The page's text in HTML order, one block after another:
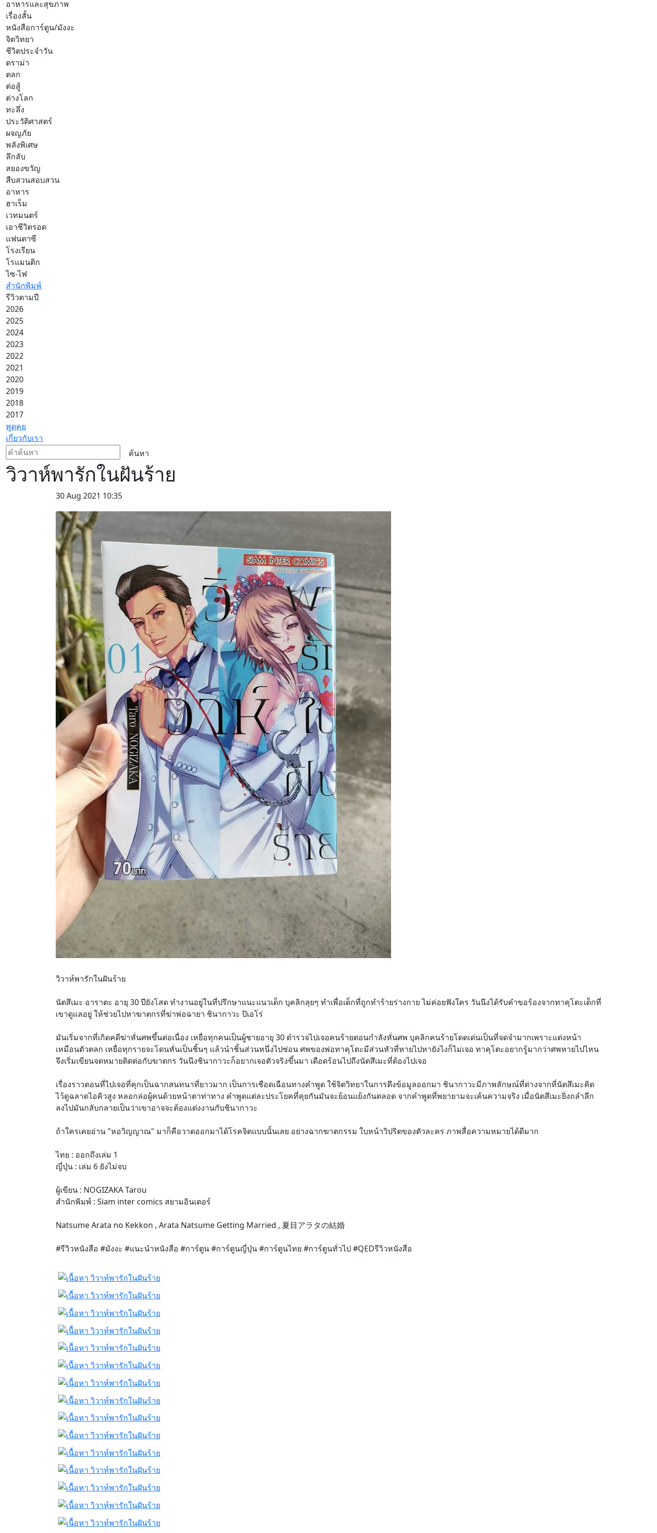
อาหารและสุขภาพ
เรื่องสั้น
หนังสือการ์ตูน/มังงะ
จิตวิทยา
ชีวิตประจำวัน
ดราม่า
ตลก
ต่อสู้
ต่างโลก
ทะลึ่ง
ประวัติศาสตร์
ผจญภัย
พลังพิเศษ
ลึกลับ
สยองขวัญ
สืบสวนสอบสวน
อาหาร
ฮาเร็ม
เวทมนตร์
เอาชีวิตรอด
แฟนตาซี
โรงเรียน
โรแมนติก
ไซ-ไฟ
สำนักพิมพ์
รีวิวตามปี
2026
2025
2024
2023
2022
2021
2020
2019
2018
2017
พูดคุย
เกี่ยวกับเรา
ค้นหา
วิวาห์พารักในฝันร้าย
30 Aug 2021 10:35
วิวาห์พารักในฝันร้าย
นัตสึเมะ อาราตะ อายุ 30 ปียังโสด ทำงานอยู่ในที่ปรึกษาแนะแนวเด็ก บุคลิกลุยๆ ทำเพื่อเด็กที่ถูกทำร้ายร่างกาย ไม่ค่อยฟังใคร วันนึงได้รับคำขอร้องจากทาคุโตะเด็กที่
เขาดูแลอยู่ ให้ช่วยไปหาฆาตกรที่ฆ่าพ่อฉายา ชินากาวะ ปิเอโร่
มันเริ่มจากที่เกิดคดีฆ่าหั่นศพขึ้นต่อเนื่อง เหยื่อทุกคนเป็นผู้ชายอายุ 30 ตำรวจไปเจอคนร้ายตอนกำลังหั่นศพ บุคลิกคนร้ายโดดเด่นเป็นที่จดจำมากเพราะแต่งหน้า
เหมือนตัวตลก เหยื่อทุกรายจะโดนหั่นเป็นชิ้นๆ แล้วนำชิ้นส่วนหนึ่งไปซ่อน ศพของพ่อทาคุโตะมีส่วนหัวที่หายไปหายังไงก็ไม่เจอ ทาคุโตะอยากรู้มากว่าศพหายไปไหน
จึงเริ่มเขียนจดหมายติดต่อกับฆาตกร วันนึงชินากาวะก็อยากเจอตัวจริงขึ้นมา เดือดร้อนไปถึงนัตสึเมะที่ต้องไปเจอ
เรื่องราวตอนที่ไปเจอที่คุกเป็นฉากสนทนาที่ยาวมาก เป็นการเชือดเฉือนทางคำพูด ใช้จิตวิทยาในการดึงข้อมูลออกมา ชินากาวะมีภาพลักษณ์ที่ต่างจากที่นัตสึเมะคิด
ไว้ดูฉลาดไอคิวสูง หลอกล่อผู้คนด้วยหน้าตาท่าทาง คำพูดแต่ละประโยคที่คุยกันมันจะย้อนแย้งกันตลอด จากคำพูดที่พยายามจะเค้นความจริง เมื่อนัตสึเมะยิ่งถลำลึก
ลงไปมันกลับกลายเป็นว่าเขาอาจจะต้องแต่งงานกับชินากาวะ
ถ้าใครเคยอ่าน "หอวิญญาณ" มาก็คือวาดออกมาได้โรคจิตแบบนั้นเลย อย่างฉากฆาตกรรม ใบหน้าวิปริตของตัวละคร ภาพสื่อความหมายได้ดีมาก
ไทย : ออกถึงเล่ม 1
ญี่ปุ่น : เล่ม 6 ยังไม่จบ
ผู้เขียน : NOGIZAKA Tarou
สำนักพิมพ์ : Siam inter comics สยามอินเตอร์
Natsume Arata no Kekkon , Arata Natsume Getting Married , 夏目アラタの結婚
#รีวิวหนังสือ #มังงะ #แนะนำหนังสือ #การ์ตูน #การ์ตูนญี่ปุ่น #การ์ตูนไทย #การ์ตูนทั่วไป #QEDรีวิวหนังสือ